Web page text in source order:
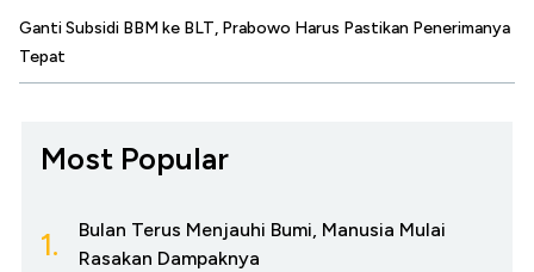
Ganti Subsidi BBM ke BLT, Prabowo Harus Pastikan Penerimanya
Tepat
Most Popular
1.
Bulan Terus Menjauhi Bumi, Manusia Mulai
Rasakan Dampaknya